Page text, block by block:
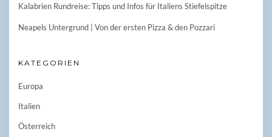
Kalabrien Rundreise: Tipps und Infos für Italiens Stiefelspitze
Neapels Untergrund | Von der ersten Pizza & den Pozzari
KATEGORIEN
Europa
Italien
Österreich